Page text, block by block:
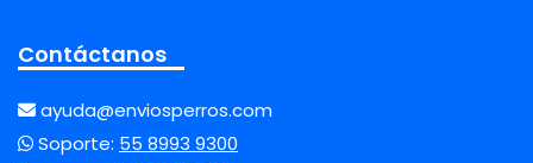
Contáctanos
ayuda@enviosperros.com
Soporte: 55 8993 9300